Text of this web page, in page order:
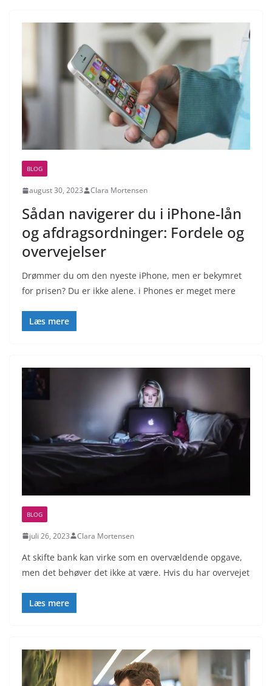
BLOG
august 30, 2023 Clara Mortensen
Sådan navigerer du i iPhone-lån
og afdragsordninger: Fordele og
overvejelser
Drømmer du om den nyeste iPhone, men er bekymret
for prisen? Du er ikke alene. i Phones er meget mere
Læs mere
BLOG
juli 26, 2023 Clara Mortensen
At skifte bank kan virke som en overvældende opgave,
men det behøver det ikke at være. Hvis du har overvejet
Læs mere